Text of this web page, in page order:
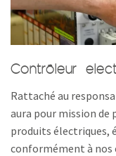
Contrôleur
Rattaché au
aura pour mission de
produits électriques,
conformément à nos